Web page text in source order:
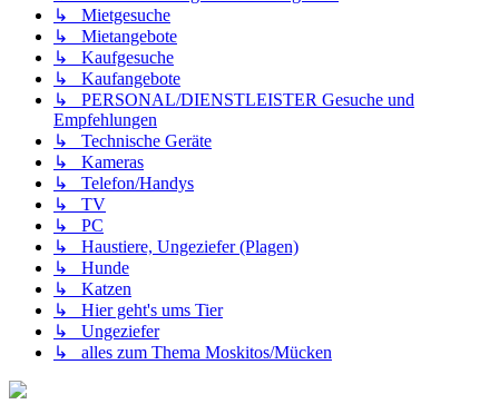
↳ Mietgesuche
↳ Mietangebote
↳ Kaufgesuche
↳ Kaufangebote
↳ PERSONAL/DIENSTLEISTER Gesuche und
Empfehlungen
↳ Technische Geräte
↳ Kameras
↳ Telefon/Handys
↳ TV
↳ PC
↳ Haustiere, Ungeziefer (Plagen)
↳ Hunde
↳ Katzen
↳ Hier geht's ums Tier
↳ Ungeziefer
↳ alles zum Thema Moskitos/Mücken